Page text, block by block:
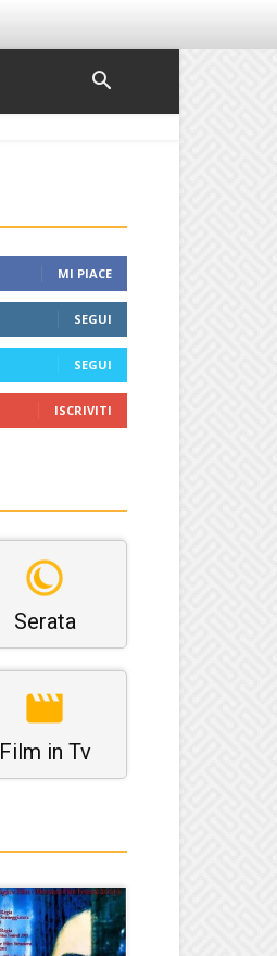
MI PIACE
SEGUI
SEGUI
ISCRIVITI
Serata
Film in Tv